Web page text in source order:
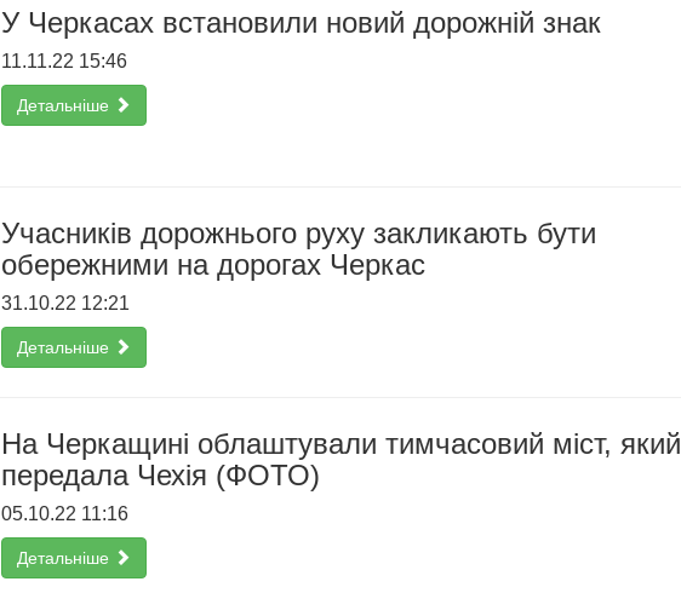
У Черкасах встановили новий дорожній знак
11.11.22 15:46
Детальніше
Учасників дорожнього руху закликають бути
обережними на дорогах Черкас
31.10.22 12:21
Детальніше
На Черкащині облаштували тимчасовий міст, який
передала Чехія (ФОТО)
05.10.22 11:16
Детальніше